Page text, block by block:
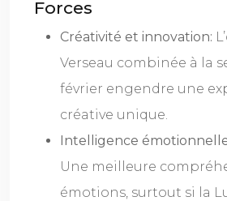
Forces
Créativité et innovation:
Verseau combinée à la
février engendre une
créative unique.
Intelligence
Une meilleure
émotions, surtout si la